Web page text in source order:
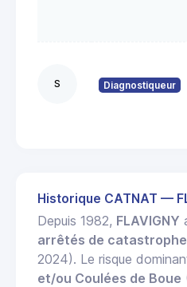
S Diagnostiqueur
Historique CATNAT —
Depuis 1982, FLAVIGNY
arrêtés de
2024). Le risque
et/ou Coulées de Boue